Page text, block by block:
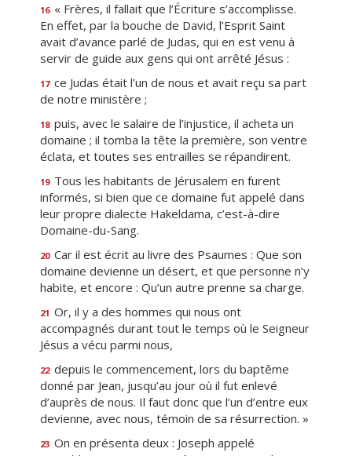
16 « Frères, il fallait que l’Écriture s’accomplisse.
En effet, par la bouche de David, l’Esprit Saint
avait d’avance parlé de Judas, qui en est venu à
servir de guide aux gens qui ont arrêté Jésus :
17 ce Judas était l’un de nous et avait reçu sa part
de notre ministère ;
18 puis, avec le salaire de l’injustice, il acheta un
domaine ; il tomba la tête la première, son ventre
éclata, et toutes ses entrailles se répandirent.
19 Tous les habitants de Jérusalem en furent
informés, si bien que ce domaine fut appelé dans
leur propre dialecte Hakeldama, c’est-à-dire
Domaine-du-Sang.
20 Car il est écrit au livre des Psaumes : Que son
domaine devienne un désert, et que personne n’y
habite, et encore : Qu’un autre prenne sa charge.
21 Or, il y a des hommes qui nous ont
accompagnés durant tout le temps où le Seigneur
Jésus a vécu parmi nous,
22 depuis le commencement, lors du baptême
donné par Jean, jusqu’au jour où il fut enlevé
d’auprès de nous. Il faut donc que l’un d’entre eux
devienne, avec nous, témoin de sa résurrection. »
23 On en présenta deux : Joseph appelé